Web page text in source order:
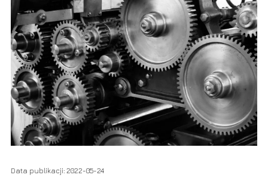
Data publikacji: 2022-05-24